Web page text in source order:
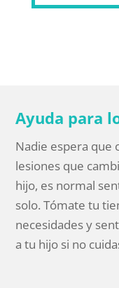
Ayuda para
Nadie espera que
lesiones que
hijo, es normal
solo. Tómate tu
necesidades y
a tu hijo si no